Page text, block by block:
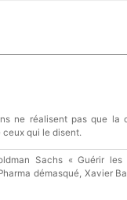
ne réalisent pas que la
ceux qui le disent.
Sachs « Guérir
démasqué, Xavier